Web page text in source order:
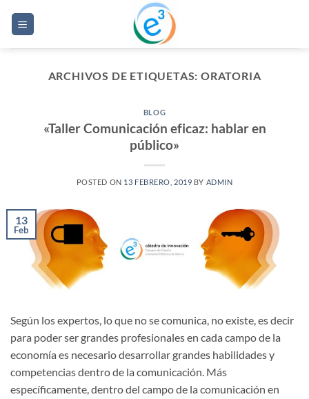
ARCHIVOS DE ETIQUETAS: ORATORIA
BLOG
«Taller Comunicación eficaz: hablar en
público»
POSTED ON 13 FEBRERO, 2019 BY ADMIN
13
Feb
Según los expertos, lo que no se comunica, no existe, es decir
para poder ser grandes profesionales en cada campo de la
economía es necesario desarrollar grandes habilidades y
competencias dentro de la comunicación. Más
específicamente, dentro del campo de la comunicación en